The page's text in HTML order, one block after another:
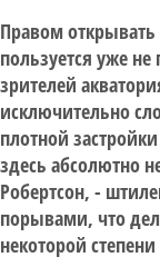
Правом открывать
пользуется уже
зрителей
исключительно
плотной
здесь абсолютно
Робертсон, -
порывами, что
некоторой